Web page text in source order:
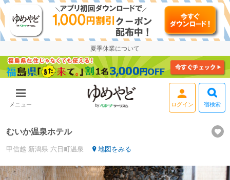
夏季休業について
メニュー
ログイン
宿検索
むいか温泉ホテル
甲信越 新潟県 六日町温泉 地図をみる